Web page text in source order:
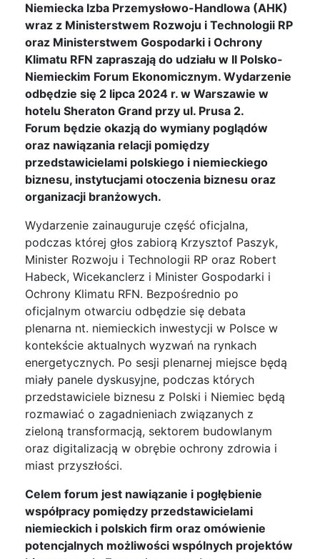
Niemiecka Izba Przemysłowo-Handlowa (AHK)
wraz z Ministerstwem Rozwoju i Technologii RP
oraz Ministerstwem Gospodarki i Ochrony
Klimatu RFN zapraszają do udziału w II Polsko-
Niemieckim Forum Ekonomicznym. Wydarzenie
odbędzie się 2 lipca 2024 r. w Warszawie w
hotelu Sheraton Grand przy ul. Prusa 2.
Forum będzie okazją do wymiany poglądów
oraz nawiązania relacji pomiędzy
przedstawicielami polskiego i niemieckiego
biznesu, instytucjami otoczenia biznesu oraz
organizacji branżowych.
Wydarzenie zainauguruje część oficjalna,
podczas której głos zabiorą Krzysztof Paszyk,
Minister Rozwoju i Technologii RP oraz Robert
Habeck, Wicekanclerz i Minister Gospodarki i
Ochrony Klimatu RFN. Bezpośrednio po
oficjalnym otwarciu odbędzie się debata
plenarna nt. niemieckich inwestycji w Polsce w
kontekście aktualnych wyzwań na rynkach
energetycznych. Po sesji plenarnej miejsce będą
miały panele dyskusyjne, podczas których
przedstawiciele biznesu z Polski i Niemiec będą
rozmawiać o zagadnieniach związanych z
zieloną transformacją, sektorem budowlanym
oraz digitalizacją w obrębie ochrony zdrowia i
miast przyszłości.
Celem forum jest nawiązanie i pogłębienie
współpracy pomiędzy przedstawicielami
niemieckich i polskich firm oraz omówienie
potencjalnych możliwości wspólnych projektów